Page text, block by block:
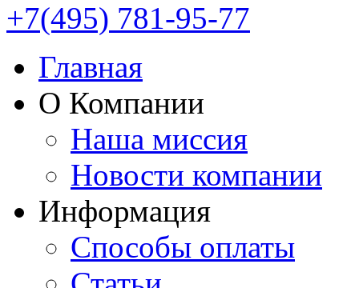
+7(495) 781-95-77
Главная
О Компании
Наша миссия
Новости компании
Информация
Способы оплаты